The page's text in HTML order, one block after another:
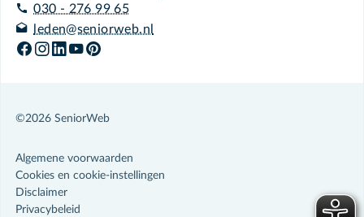
030 - 276 99 65
leden@seniorweb.nl
©2026 SeniorWeb
Algemene voorwaarden
Cookies en cookie-instellingen
Disclaimer
Privacybeleid